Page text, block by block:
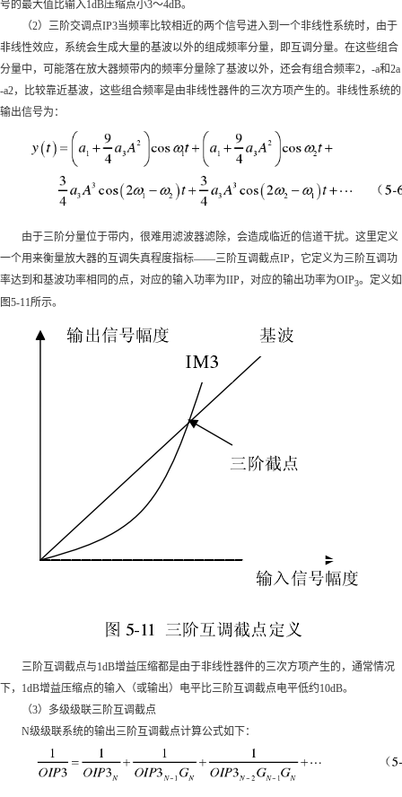
号的最大值比输入1dB压缩点小3～4dB。
（2）三阶交调点IP3当频率比较相近的两个信号进入到一个非线性系统时，由于
非线性效应，系统会生成大量的基波以外的组成频率分量，即互调分量。在这些组合
分量中，可能落在放大器频带内的频率分量除了基波以外，还会有组合频率2，-a和2a
-a2，比较靠近基波，这些组合频率是由非线性器件的三次方项产生的。非线性系统的
输出信号为：
由于三阶分量位于带内，很难用滤波器滤除，会造成临近的信道干扰。这里定义
一个用来衡量放大器的互调失真程度指标——三阶互调截点IP，它定义为三阶互调功
率达到和基波功率相同的点，对应的输入功率为IIP，对应的输出功率为OIP3。定义如
图5-11所示。
三阶互调截点与1dB增益压缩都是由于非线性器件的三次方项产生的，通常情况
下，1dB增益压缩点的输入（或输出）电平比三阶互调截点电平低约10dB。
（3）多级级联三阶互调截点
N级级联系统的输出三阶互调截点计算公式如下：